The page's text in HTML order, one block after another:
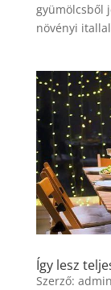
gyümölcsből
növényi
Így lesz
Szerző: admin